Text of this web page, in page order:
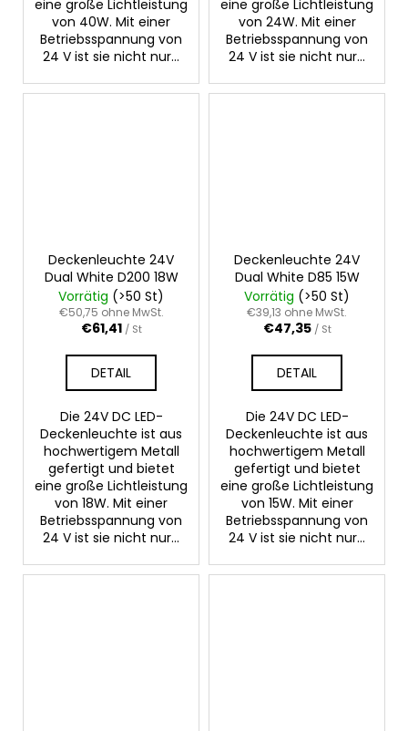
eine große Lichtleistung
von 40W. Mit einer
Betriebsspannung von
24 V ist sie nicht nur...
eine große Lichtleistung
von 24W. Mit einer
Betriebsspannung von
24 V ist sie nicht nur...
Deckenleuchte 24V
Dual White D200 18W
Vorrätig (>50 St)
€50,75 ohne MwSt.
€61,41 / St
DETAIL
Die 24V DC LED-
Deckenleuchte ist aus
hochwertigem Metall
gefertigt und bietet
eine große Lichtleistung
von 18W. Mit einer
Betriebsspannung von
24 V ist sie nicht nur...
Deckenleuchte 24V
Dual White D85 15W
Vorrätig (>50 St)
€39,13 ohne MwSt.
€47,35 / St
DETAIL
Die 24V DC LED-
Deckenleuchte ist aus
hochwertigem Metall
gefertigt und bietet
eine große Lichtleistung
von 15W. Mit einer
Betriebsspannung von
24 V ist sie nicht nur...